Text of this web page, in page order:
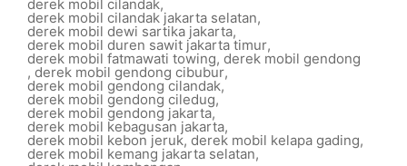
derek mobil cilandak,
derek mobil cilandak jakarta selatan,
derek mobil dewi sartika jakarta,
derek mobil duren sawit jakarta timur,
derek mobil fatmawati towing, derek mobil gendong
, derek mobil gendong cibubur,
derek mobil gendong cilandak,
derek mobil gendong ciledug,
derek mobil gendong jakarta,
derek mobil kebagusan jakarta,
derek mobil kebon jeruk, derek mobil kelapa gading,
derek mobil kemang jakarta selatan,